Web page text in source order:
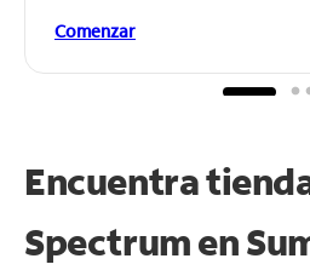
Comenzar
Encuentra
Spectrum en